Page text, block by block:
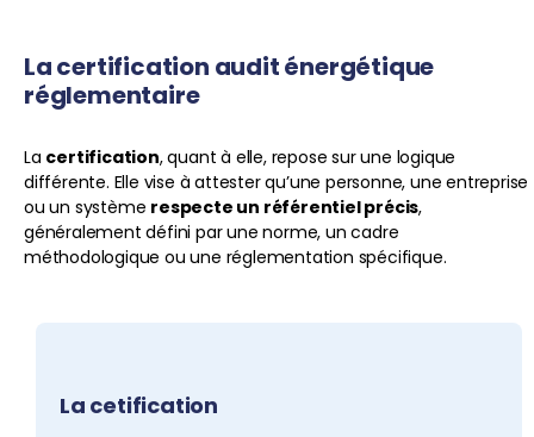
La certification audit énergétique
réglementaire
La certification, quant à elle, repose sur une logique
différente. Elle vise à attester qu’une personne, une entreprise
ou un système respecte un référentiel précis,
généralement défini par une norme, un cadre
méthodologique ou une réglementation spécifique.
La cetification